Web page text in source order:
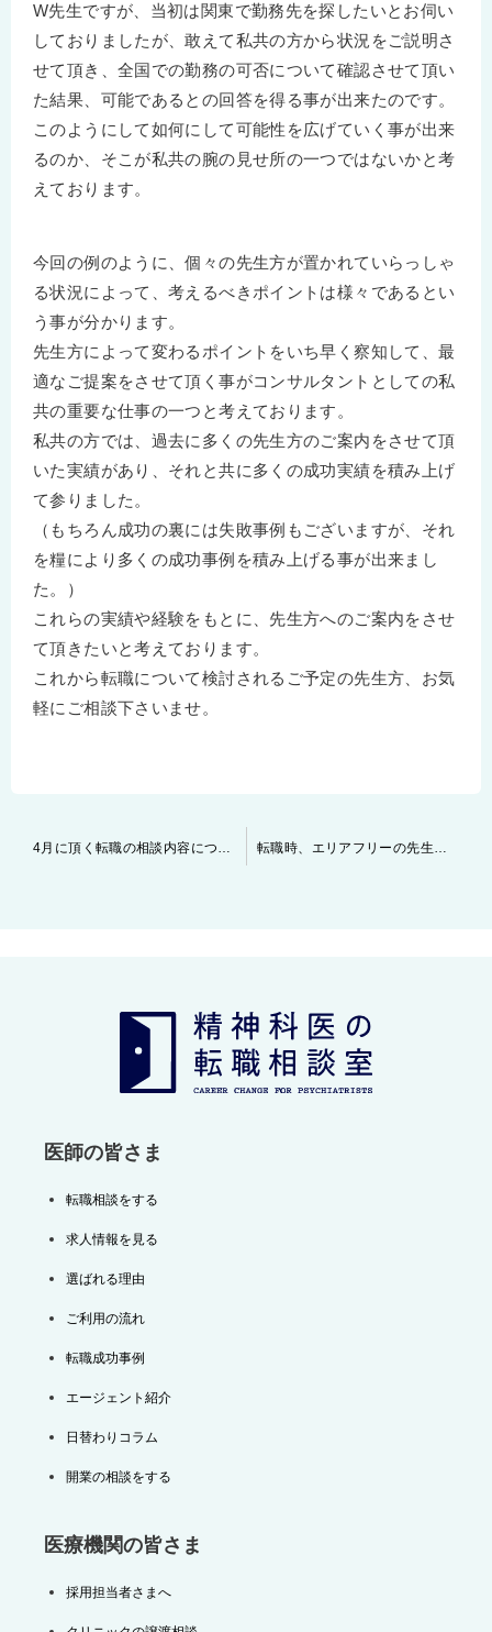
W先生ですが、当初は関東で勤務先を探したいとお伺い
しておりましたが、敢えて私共の方から状況をご説明さ
せて頂き、全国での勤務の可否について確認させて頂い
た結果、可能であるとの回答を得る事が出来たのです。
このようにして如何にして可能性を広げていく事が出来
るのか、そこが私共の腕の見せ所の一つではないかと考
えております。
今回の例のように、個々の先生方が置かれていらっしゃ
る状況によって、考えるべきポイントは様々であるとい
う事が分かります。
先生方によって変わるポイントをいち早く察知して、最
適なご提案をさせて頂く事がコンサルタントとしての私
共の重要な仕事の一つと考えております。
私共の方では、過去に多くの先生方のご案内をさせて頂
いた実績があり、それと共に多くの成功実績を積み上げ
て参りました。
（もちろん成功の裏には失敗事例もございますが、それ
を糧により多くの成功事例を積み上げる事が出来まし
た。）
これらの実績や経験をもとに、先生方へのご案内をさせ
て頂きたいと考えております。
これから転職について検討されるご予定の先生方、お気
軽にご相談下さいませ。
4月に頂く転職の相談内容について 転職時、エリアフリーの先生は全国の相場をお伝えします
医師の皆さま
転職相談をする
求人情報を見る
選ばれる理由
ご利用の流れ
転職成功事例
エージェント紹介
日替わりコラム
開業の相談をする
医療機関の皆さま
採用担当者さまへ